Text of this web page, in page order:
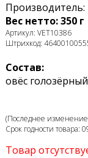
Производитель:
Вес нетто: 350 г
Артикул: VET10386
Штрихкод:
Состав:
овёс
(Последнее
Срок годности товара:
Товар